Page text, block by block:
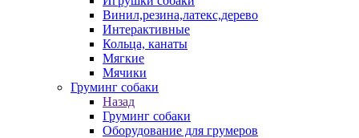
Винил,резина,латекс,дерево
Интерактивные
Кольца, канаты
Мягкие
Мячики
Груминг собаки
Назад
Груминг собаки
Оборудование для грумеров